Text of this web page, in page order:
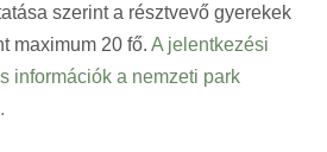
szerint a résztvevő gyerekek
maximum 20 fő. A jelentkezési
információk a nemzeti park